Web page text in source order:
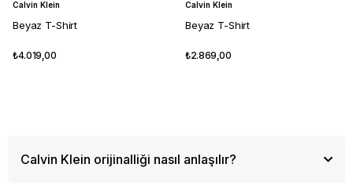
Calvin Klein
Beyaz T-Shirt
₺4.019,00
Calvin Klein
Beyaz T-Shirt
₺2.869,00
Calvin Klein orijinalliği nasıl anlaşılır?